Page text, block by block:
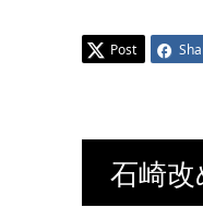
Post
石崎改